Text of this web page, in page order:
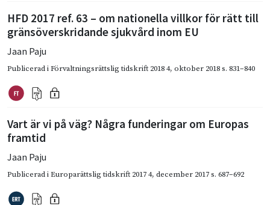
HFD 2017 ref. 63 – om nationella villkor för rätt till
gränsöverskridande sjukvård inom EU
Jaan Paju
Publicerad iFörvaltningsrättslig tidskrift 2018 4, oktober 2018s. 831–840
Vart är vi på väg? Några funderingar om Europas
framtid
Jaan Paju
Publicerad iEuroparättslig tidskrift 2017 4, december 2017s. 687–692